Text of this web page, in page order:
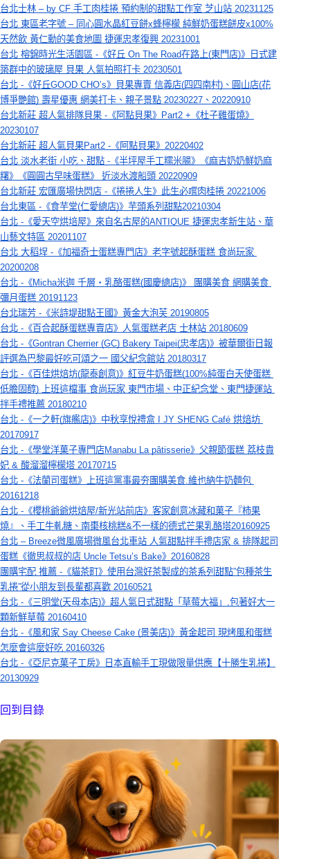
台北士林 – by CF 手工肉桂捲 預約制的甜點工作室 芝山站 20231125
台北 東區老字號 – 同心圓水晶紅豆餅x蜂檸檬 純鮮奶蛋糕餅皮x100%
天然飲 黃仁勳的美食地圖 捷運忠孝復興 20231001
台北 榕錦時光生活園區 -《好丘 On The Road在路上(東門店)》日式建
築群中的玻璃屋 貝果 人氣拍照打卡 20230501
台北 -《好丘GOOD CHO’s》貝果專賣 信義店(四四南村)、圓山店(花
博爭艷館) 壽星優惠 網美打卡、親子景點 20230227、20220910
台北新莊 超人氣排隊貝果 -《阿點貝果》Part2 +《杜子雞蛋燒》
20230107
台北新莊 超人氣貝果Part2 -《阿點貝果》20220402
台北 淡水老街 小吃、甜點 -《半坪屋手工糯米腸》《麻吉奶奶鮮奶麻
糬》《圓圓古早味蛋糕》 近淡水渡船頭 20220909
台北新莊 宏匯廣場快閃店 -《捲捲人生》此生必嚐肉桂捲 20221006
台北東區 -《食芋堂(仁愛總店)》芋頭系列甜點20210304
台北 -《愛天空烘培屋》來自名古屋的ANTIQUE 捷運忠孝新生站、華
山藝文特區 20201107
台北 大稻埕 -《加福奇士蛋糕專門店》老字號起酥蛋糕 食尚玩家
20200208
台北 -《Micha米迦 千層‧乳酪蛋糕(國慶總店)》 團購美食 網購美食
彌月蛋糕 20191123
台北瑞芳 -《米詩堤甜點王國》黃金大泡芙 20190805
台北 -《百合起酥蛋糕專賣店》人氣蛋糕老店 士林站 20180609
台北 -《Gontran Cherrier (GC) Bakery Taipei(忠孝店)》被華爾街日報
評選為巴黎最好吃可頌之一 國父紀念館站 20180317
台北 -《百佳烘焙坊(龍泰創意)》紅豆牛奶蛋糕(100%純蛋白天使蛋糕
低膽固醇) 上班這檔事 食尚玩家 東門市場、中正紀念堂、東門捷運站
拌手禮推薦 20180210
台北 -《一之軒(旗艦店)》中秋享悅禮盒 I JY SHENG Café 烘焙坊
20170917
台北 -《學堂洋菓子專門店Manabu La pâtisserie》父親節蛋糕 荔枝貴
妃 & 酸溜溜檸檬塔 20170715
台北 -《法蘭司蛋糕》上班這黨事最夯團購美食.維也納牛奶麵包
20161218
台北 -《櫻桃爺爺烘焙屋/新光站前店》客家創意冰藏和菓子『柿果
燒』、手工牛軋糖、南棗核桃糕&不一樣的德式芒果乳酪塔20160925
台北 – Breeze微風廣場微風台北車站 人氣甜點拌手禮店家 & 排隊起司
蛋糕《徹思叔叔的店 Uncle Tetsu’s Bake》20160828
團購宅配 推薦 -《貓茶町》使用台灣好茶製成的茶系列甜點”包種茶生
乳捲”從小朋友到長輩都喜歡 20160521
台北 -《三明堂(天母本店)》超人氣日式甜點「草莓大福」,包著好大一
顆新鮮草莓 20160410
台北 -《風和家 Say Cheese Cake (景美店)》黃金起司 現烤風和蛋糕
怎麼會這麼好吃 20160326
台北 -《亞尼克菓子工房》日本直輸手工現做限量供應【十勝生乳捲】
20130929
回到目錄